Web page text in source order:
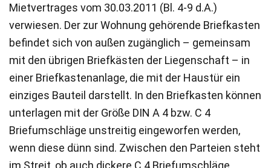
Mietvertrages vom 30.03.2011 (Bl. 4-9 d.A.)
verwiesen. Der zur Wohnung gehörende Briefkasten
befindet sich von außen zugänglich – gemeinsam
mit den übrigen Briefkästen der Liegenschaft – in
einer Briefkastenanlage, die mit der Haustür ein
einziges Bauteil darstellt. In den Briefkasten können
unterlagen mit der Größe DIN A 4 bzw. C 4
Briefumschläge unstreitig eingeworfen werden,
wenn diese dünn sind. Zwischen den Parteien steht
im Streit, ob auch dickere C 4 Briefumschläge